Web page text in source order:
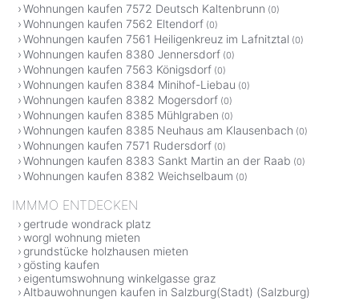
Wohnungen kaufen 7572 Deutsch Kaltenbrunn (0)
Wohnungen kaufen 7562 Eltendorf (0)
Wohnungen kaufen 7561 Heiligenkreuz im Lafnitztal (0)
Wohnungen kaufen 8380 Jennersdorf (0)
Wohnungen kaufen 7563 Königsdorf (0)
Wohnungen kaufen 8384 Minihof-Liebau (0)
Wohnungen kaufen 8382 Mogersdorf (0)
Wohnungen kaufen 8385 Mühlgraben (0)
Wohnungen kaufen 8385 Neuhaus am Klausenbach (0)
Wohnungen kaufen 7571 Rudersdorf (0)
Wohnungen kaufen 8383 Sankt Martin an der Raab (0)
Wohnungen kaufen 8382 Weichselbaum (0)
IMMMO ENTDECKEN
gertrude wondrack platz
worgl wohnung mieten
grundstücke holzhausen mieten
gösting kaufen
eigentumswohnung winkelgasse graz
Altbauwohnungen kaufen in Salzburg(Stadt) (Salzburg)